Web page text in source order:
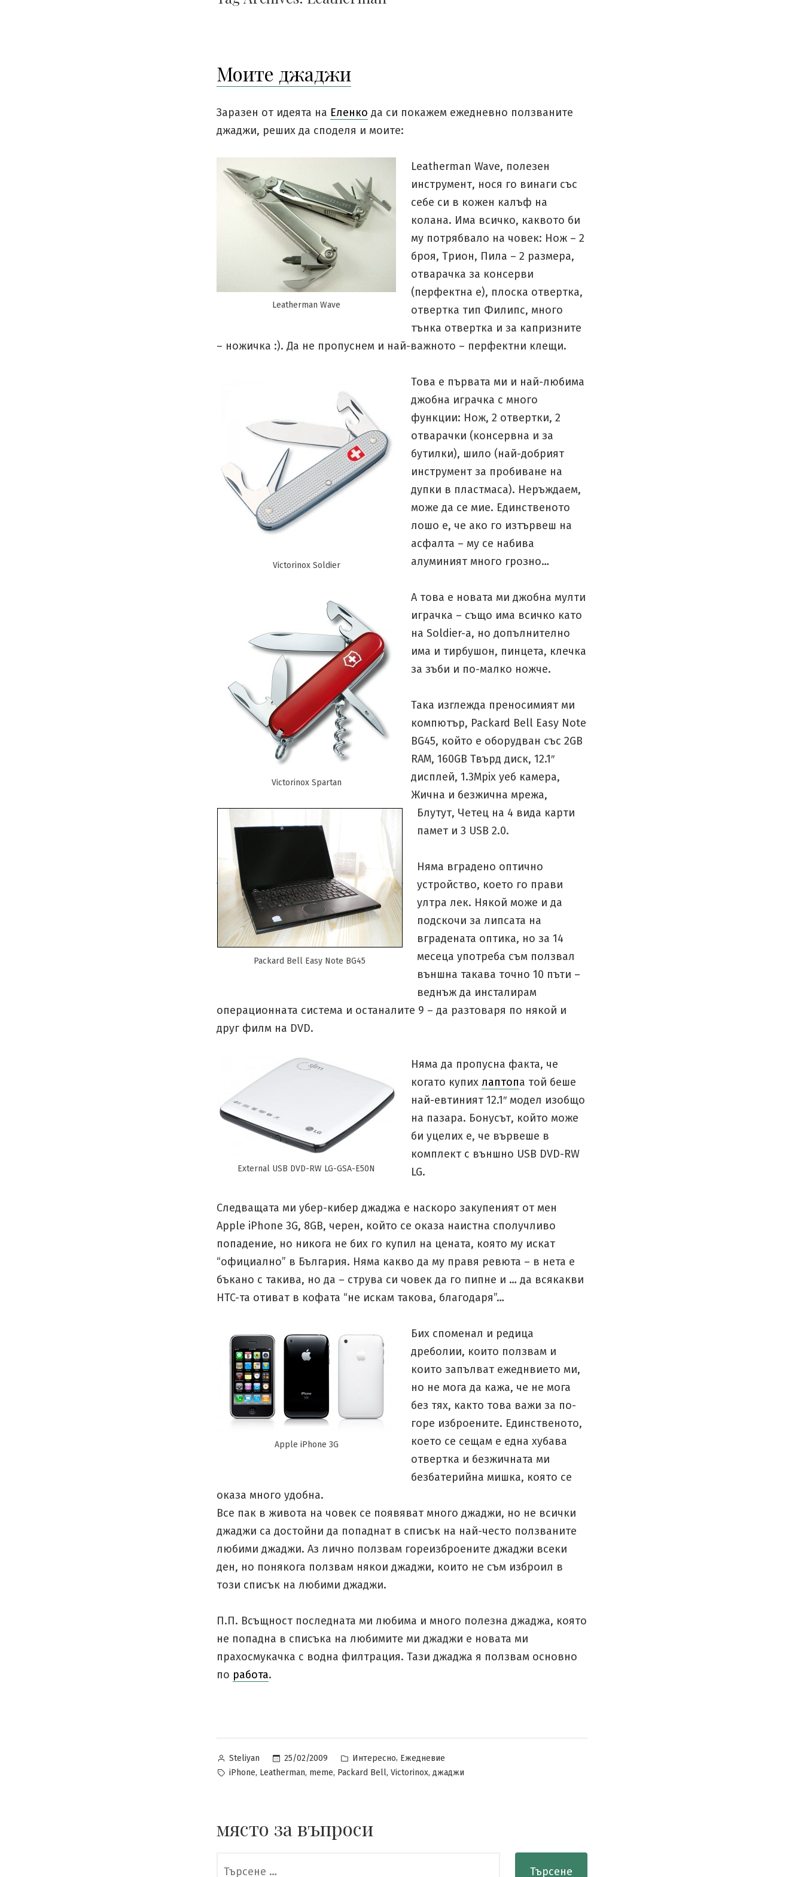
Моите джаджи
Заразен от идеята на Еленко да си покажем ежедневно ползваните
джаджи, реших да споделя и моите:
Leatherman Wave
Leatherman Wave, полезен
инструмент, нося го винаги със
себе си в кожен калъф на
колана. Има всичко, каквото би
му потрябвало на човек: Нож – 2
броя, Трион, Пила – 2 размера,
отварачка за консерви
(перфектна е), плоска отвертка,
отвертка тип Филипс, много
тънка отвертка и за капризните
– ножичка :). Да не пропуснем и най-важното – перфектни клещи.
Victorinox Soldier
Това е първата ми и най-любима
джобна играчка с много
функции: Нож, 2 отвертки, 2
отварачки (консервна и за
бутилки), шило (най-добрият
инструмент за пробиване на
дупки в пластмаса). Неръждаем,
може да се мие. Единственото
лошо е, че ако го изтървеш на
асфалта – му се набива
алуминият много грозно…
Victorinox Spartan
А това е новата ми джобна мулти
играчка – също има всичко като
на Soldier-a, но допълнително
има и тирбушон, пинцета, клечка
за зъби и по-малко ножче.
Packard Bell Easy Note BG45
Така изглежда преносимият ми
компютър, Packard Bell Easy Note
BG45, който е оборудван със 2GB
RAM, 160GB Твърд диск, 12.1″
дисплей, 1.3Mpix уеб камера,
Жична и безжична мрежа,
Блутут, Четец на 4 вида карти
памет и 3 USB 2.0.
Няма вградено оптично
устройство, което го прави
ултра лек. Някой може и да
подскочи за липсата на
вградената оптика, но за 14
месеца употреба съм ползвал
външна такава точно 10 пъти –
веднъж да инсталирам
операционната система и останалите 9 – да разтоваря по някой и
друг филм на DVD.
External USB DVD-RW LG-GSA-E50N
Няма да пропусна факта, че
когато купих лаптопа той беше
най-евтиният 12.1″ модел изобщо
на пазара. Бонусът, който може
би уцелих е, че вървеше в
комплект с външно USB DVD-RW
LG.
Следващата ми убер-кибер джаджа е наскоро закупеният от мен
Apple iPhone 3G, 8GB, черен, който се оказа наистна сполучливо
попадение, но никога не бих го купил на цената, която му искат
“официално” в България. Няма какво да му правя ревюта – в нета е
бъкано с такива, но да – струва си човек да го пипне и … да всякакви
HTC-та отиват в кофата “не искам такова, благодаря”…
Apple iPhone 3G
Бих споменал и редица
дреболии, които ползвам и
които запълват ежеднвието ми,
но не мога да кажа, че не мога
без тях, както това важи за по-
горе изброените. Единственото,
което се сещам е една хубава
отвертка и безжичната ми
безбатерийна мишка, която се
оказа много удобна.
Все пак в живота на човек се появяват много джаджи, но не всички
джаджи са достойни да попаднат в списък на най-често ползваните
любими джаджи. Аз лично ползвам гореизброените джаджи всеки
ден, но понякога ползвам някои джаджи, които не съм изброил в
този списък на любими джаджи.
П.П. Всъщност последната ми любима и много полезна джаджа, която
не попадна в списъка на любимите ми джаджи е новата ми
прахосмукачка с водна филтрация. Тази джаджа я ползвам основно
по работа.
Posted
by
Steliyan 25/02/2009
Posted
in
Интересно, Ежедневие
Tags:
iPhone, Leatherman, meme, Packard Bell, Victorinox, джаджи
място за въпроси